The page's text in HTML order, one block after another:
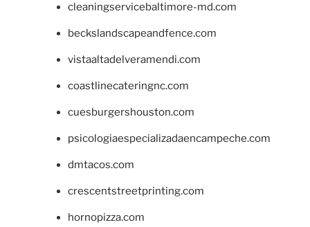
cleaningservicebaltimore-md.com
beckslandscapeandfence.com
vistaaltadelveramendi.com
coastlinecateringnc.com
cuesburgershouston.com
psicologiaespecializadaencampeche.com
dmtacos.com
crescentstreetprinting.com
hornopizza.com